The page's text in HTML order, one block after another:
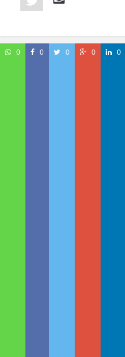
0 0 0 0 0
Wie hat Dir dieser
Hollywood und